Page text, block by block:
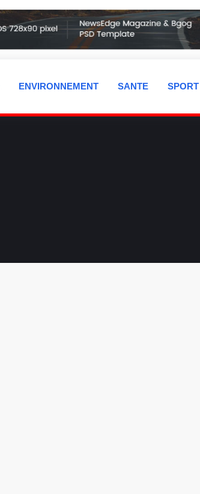
ENVIRONNEMENT SANTE SPORT